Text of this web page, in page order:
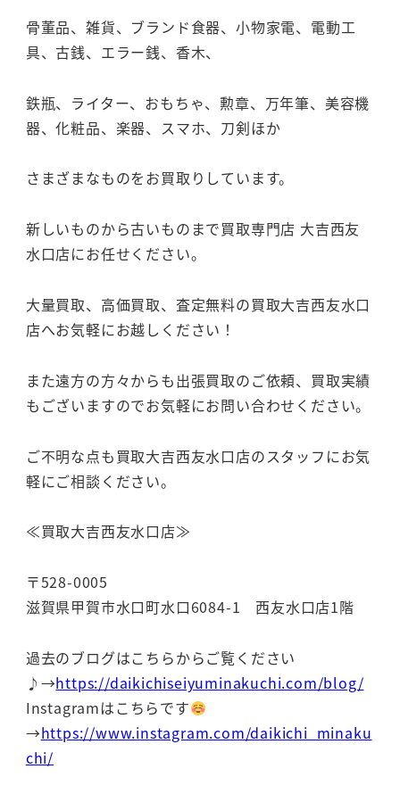
骨董品、雑貨、ブランド食器、小物家電、電動工
具、古銭、エラー銭、香木、
鉄瓶、ライター、おもちゃ、勲章、万年筆、美容機
器、化粧品、楽器、スマホ、刀剣ほか
さまざまなものをお買取りしています。
新しいものから古いものまで買取専門店 大吉西友
水口店にお任せください。
大量買取、高価買取、査定無料の買取大吉西友水口
店へお気軽にお越しください！
また遠方の方々からも出張買取のご依頼、買取実績
もございますのでお気軽にお問い合わせください。
ご不明な点も買取大吉西友水口店のスタッフにお気
軽にご相談ください。
≪買取大吉西友水口店≫
〒528-0005
滋賀県甲賀市水口町水口6084-1 西友水口店1階
過去のブログはこちらからご覧ください
♪→https://daikichiseiyuminakuchi.com/blog/
Instagramはこちらです
→https://www.instagram.com/daikichi_minaku
chi/